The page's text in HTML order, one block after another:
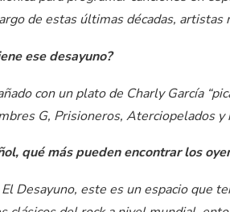
de estas últimas décadas, artistas
ese desayuno?
con un plato de Charly García
G, Prisioneros, Aterciopelados y
qué más pueden encontrar los
Desayuno, este es un espacio que